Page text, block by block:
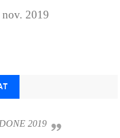
nov. 2019
2019